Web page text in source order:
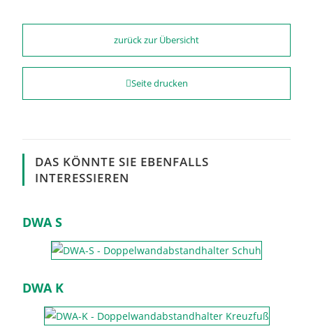
zurück zur Übersicht
Seite drucken
DAS KÖNNTE SIE EBENFALLS
INTERESSIEREN
DWA S
DWA K